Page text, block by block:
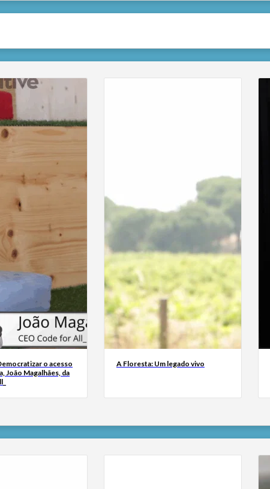
o acesso
João Magalhães, da
A Floresta: Um legado vivo